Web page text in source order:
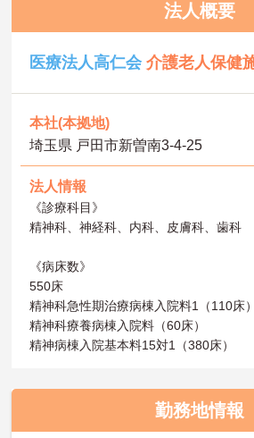
法人概要
医療法人高仁会介護老人保健
本社(本拠地)
埼玉県 戸田市新曽南3-4-25
法人情報
《診療科目》
精神科、神経科、内科、皮膚科、歯科
《病床数》
550床
精神科急性期治療病棟入院料1（110床）
精神科療養病棟入院料（60床）
精神病棟入院基本料15対1（380床）
勤務地情報